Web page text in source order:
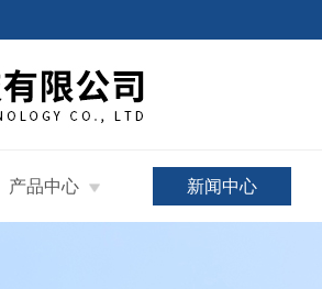
产品中心 新闻中心